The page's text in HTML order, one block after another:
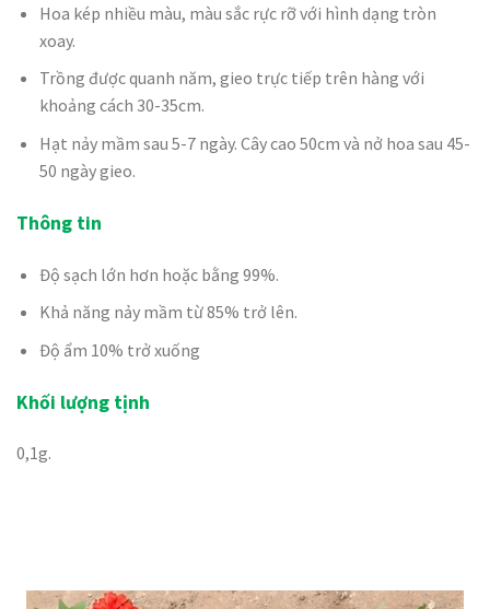
Hoa kép nhiều màu, màu sắc rực rỡ với hình dạng tròn
xoay.
Trồng được quanh năm, gieo trực tiếp trên hàng với
khoảng cách 30-35cm.
Hạt nảy mầm sau 5-7 ngày. Cây cao 50cm và nở hoa sau 45-
50 ngày gieo.
Thông tin
Độ sạch lớn hơn hoặc bằng 99%.
Khả năng nảy mầm từ 85% trở lên.
Độ ẩm 10% trở xuống
Khối lượng tịnh
0,1g.